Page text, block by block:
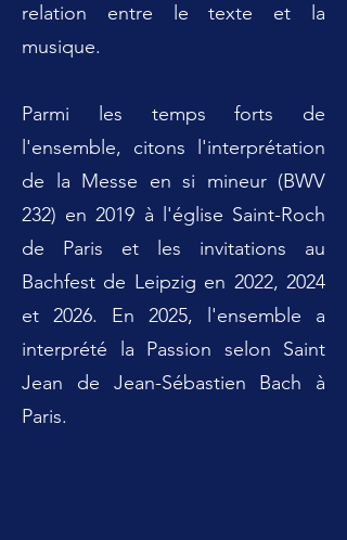
relation entre le texte et la
musique.
Parmi les temps forts de
l'ensemble, citons l'interprétation
de la Messe en si mineur (BWV
232) en 2019 à l'église Saint-Roch
de Paris et les invitations au
Bachfest de Leipzig en 2022, 2024
et 2026. En 2025, l'ensemble a
interprété la Passion selon Saint
Jean de Jean-Sébastien Bach à
Paris.